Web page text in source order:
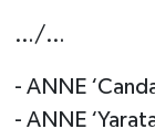
…/…
- ANNE
- ANNE